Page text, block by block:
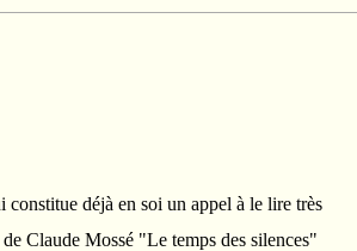
constitue déjà en soi un appel à le lire très
Claude Mossé "Le temps des silences"